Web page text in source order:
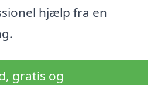
hjælp fra en
gratis og